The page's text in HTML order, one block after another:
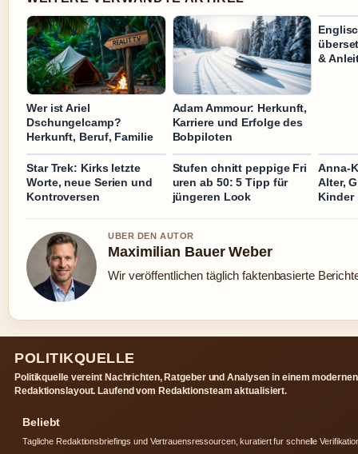
Wer ist Ariel
Dschungelcamp?
Herkunft, Beruf, Familie
Adam Ammour: Herkunft,
Karriere und Erfolge des
Bobpiloten
&
Star Trek: Kirks letzte
Worte, neue Serien und
Kontroversen
Stufen chnitt peppige Fri
uren ab 50: 5 Tipp für
jüngeren Look
Anna-
Alter,
Kinder
UBER DEN AUTOR
Maximilian Bauer Weber
Wir veröffentlichen täglich faktenbasierte
POLITIKQUELLE
Politikquelle vereint Nachrichten, Ratgeber und Analysen in einem modernen
Redaktionslayout. Laufend vom Redaktionsteam aktualisiert.
Beliebt
Tagliche Redaktionsbriefings und Vertrauensressourcen, kuratiert fur schnelle